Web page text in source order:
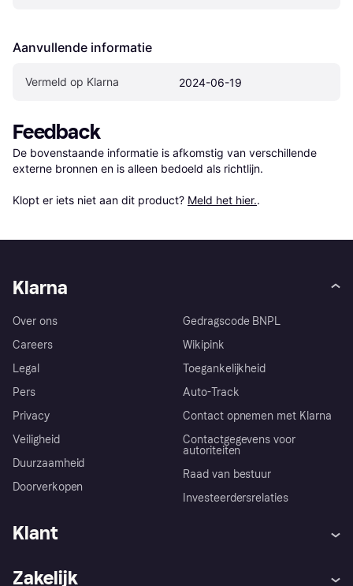
Aanvullende informatie
Vermeld op Klarna 2024-06-19
Feedback
De bovenstaande informatie is afkomstig van verschillende
externe bronnen en is alleen bedoeld als richtlijn.
Klopt er iets niet aan dit product? Meld het hier..
Klarna
Over ons
Careers
Legal
Pers
Privacy
Veiligheid
Duurzaamheid
Doorverkopen
Gedragscode BNPL
Wikipink
Toegankelijkheid
Auto-Track
Contact opnemen met Klarna
Contactgegevens voor
autoriteiten
Raad van bestuur
Investeerdersrelaties
Klant
Zakelijk